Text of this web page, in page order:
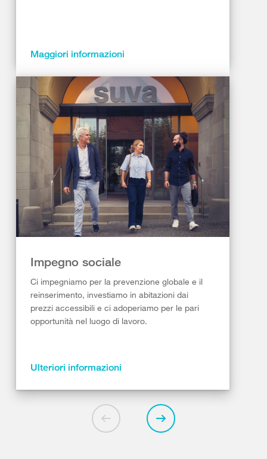
Maggiori informazioni
Impegno sociale
Ci impegniamo per la prevenzione globale e il
reinserimento, investiamo in abitazioni dai
prezzi accessibili e ci adoperiamo per le pari
opportunità nel luogo di lavoro.
Ulteriori informazioni